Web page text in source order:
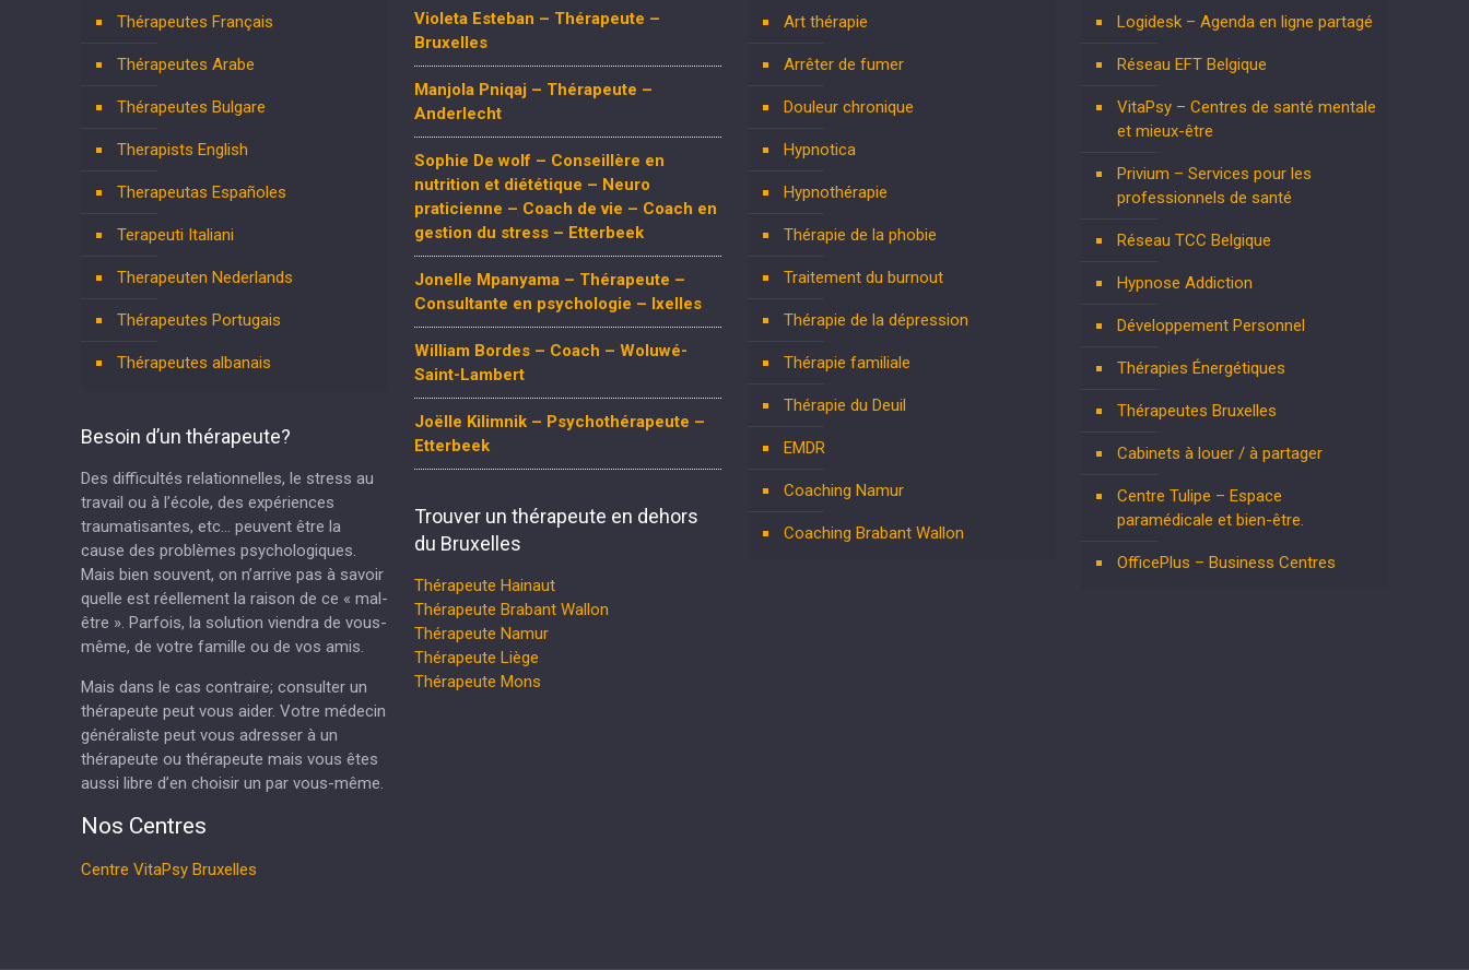
Thérapeutes Français
Thérapeutes Arabe
Thérapeutes Bulgare
Therapists English
Therapeutas Españoles
Terapeuti Italiani
Therapeuten Nederlands
Thérapeutes Portugais
Thérapeutes albanais
Besoin d’un thérapeute?
Des difficultés relationnelles, le stress au
travail ou à l’école, des expériences
traumatisantes, etc… peuvent être la
cause des problèmes psychologiques.
Mais bien souvent, on n’arrive pas à savoir
quelle est réellement la raison de ce « mal-
être ». Parfois, la solution viendra de vous-
même, de votre famille ou de vos amis.
Mais dans le cas contraire; consulter un
thérapeute peut vous aider. Votre médecin
généraliste peut vous adresser à un
thérapeute ou thérapeute mais vous êtes
aussi libre d’en choisir un par vous-même.
Nos Centres
Centre VitaPsy Bruxelles
Violeta Esteban – Thérapeute –
Bruxelles
Manjola Pniqaj – Thérapeute –
Anderlecht
Sophie De wolf – Conseillère en
nutrition et diététique – Neuro
praticienne – Coach de vie – Coach en
gestion du stress – Etterbeek
Jonelle Mpanyama – Thérapeute –
Consultante en psychologie – Ixelles
William Bordes – Coach – Woluwé-
Saint-Lambert
Joëlle Kilimnik – Psychothérapeute –
Etterbeek
Trouver un thérapeute en dehors
du Bruxelles
Thérapeute Hainaut
Thérapeute Brabant Wallon
Thérapeute Namur
Thérapeute Liège
Thérapeute Mons
Art thérapie
Arrêter de fumer
Douleur chronique
Hypnotica
Hypnothérapie
Thérapie de la phobie
Traitement du burnout
Thérapie de la dépression
Thérapie familiale
Thérapie du Deuil
EMDR
Coaching Namur
Coaching Brabant Wallon
Logidesk – Agenda en ligne partagé
Réseau EFT Belgique
VitaPsy – Centres de santé mentale
et mieux-être
Privium – Services pour les
professionnels de santé
Réseau TCC Belgique
Hypnose Addiction
Développement Personnel
Thérapies Énergétiques
Thérapeutes Bruxelles
Cabinets à louer / à partager
Centre Tulipe – Espace
paramédicale et bien-être.
OfficePlus – Business Centres